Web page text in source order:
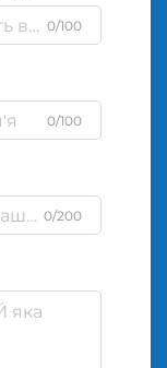
0/100
0/100
0/200